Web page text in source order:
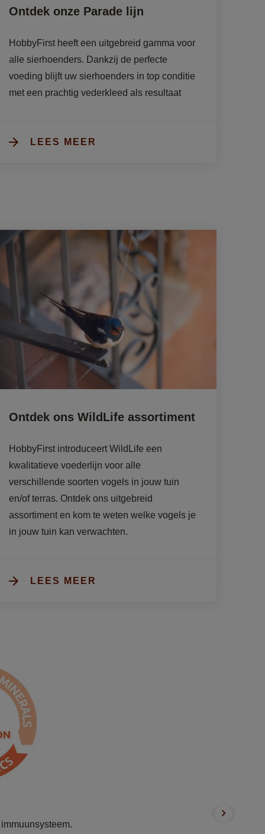
Ontdek onze Parade lijn
HobbyFirst heeft een uitgebreid gamma voor
alle sierhoenders. Dankzij de perfecte
voeding blijft uw sierhoenders in top conditie
met een prachtig vederkleed als resultaat
LEES MEER
Ontdek ons WildLife assortiment
HobbyFirst introduceert WildLife een
kwalitatieve voederlijn voor alle
verschillende soorten vogels in jouw tuin
en/of terras. Ontdek ons uitgebreid
assortiment en kom te weten welke vogels je
in jouw tuin kan verwachten.
LEES MEER